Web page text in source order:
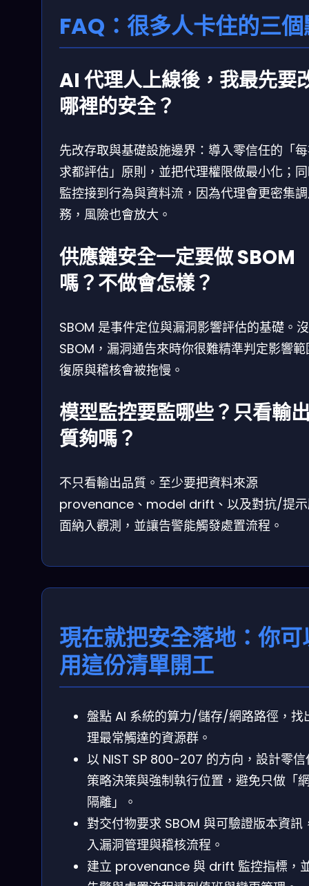
FAQ：很多人卡住的三
AI 代理人上線後，我最先要
哪裡的安全？
先改存取與基礎設施邊界：導入零信任的「
求都評估」原則，並把代理權限做最小化；
監控接到行為與資料流，因為代理會更密集
務，風險也會放大。
供應鏈安全一定要做 SBOM
嗎？不做會怎樣？
SBOM 是事件定位與漏洞影響評估的基礎。
SBOM，漏洞通告來時你很難精準判定影響
復原與稽核會被拖慢。
模型監控要監哪些？只看輸
質夠嗎？
不只看輸出品質。至少要把資料來源
provenance、model drift、以及對抗/提示
面納入觀測，並讓告警能觸發處置流程。
現在就把安全落地：你可
用這份清單開工
盤點 AI 系統的算力/儲存/網路路徑，找
理最常觸達的資源群。
以 NIST SP 800-207 的方向，設計零信
策略決策與強制執行位置，避免只做「
隔離」。
對交付物要求 SBOM 與可驗證版本資訊
入漏洞管理與稽核流程。
建立 provenance 與 drift 監控指標，